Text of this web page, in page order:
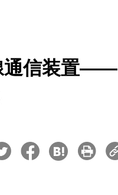
通信装置――